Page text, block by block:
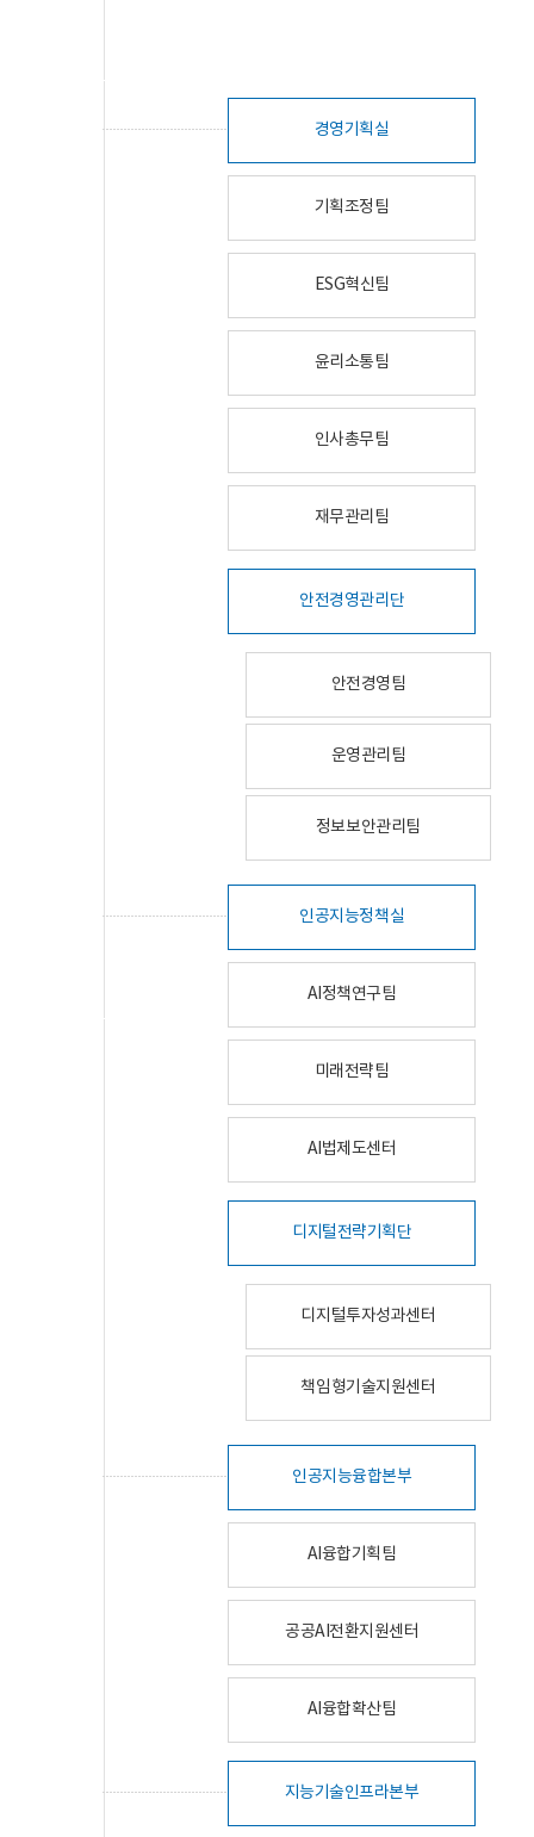
경영기획실
기획조정팀
ESG혁신팀
윤리소통팀
인사총무팀
재무관리팀
안전경영관리단
안전경영팀
운영관리팀
정보보안관리팀
인공지능정책실
AI정책연구팀
미래전략팀
AI법제도센터
디지털전략기획단
디지털투자성과센터
책임형기술지원센터
인공지능융합본부
AI융합기획팀
공공AI전환지원센터
AI융합확산팀
지능기술인프라본부